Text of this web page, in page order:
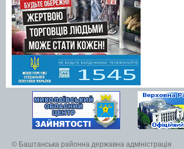
© Баштанська районна державна адміністрація